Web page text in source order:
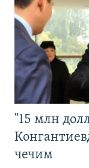
"15 млн
чечим